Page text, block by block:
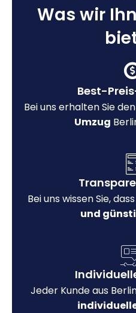
Was wir
Best-
Bei uns erhalten Sie den
Umzug
Bei uns wissen Sie,
und
Jeder Kunde aus